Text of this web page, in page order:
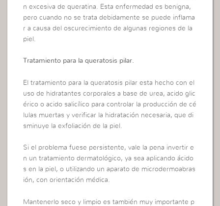
n excesiva de queratina. Esta enfermedad es benigna,
pero cuando no se trata debidamente se puede inflama
r a causa del oscurecimiento de algunas regiones de la
piel.
Tratamiento para la queratosis pilar.
El tratamiento para la queratosis pilar esta hecho con el
uso de hidratantes corporales a base de urea, acido glic
érico o acido salicílico para controlar la producción de cé
lulas muertas y verificar la hidratación necesaria, que di
sminuye la exfoliación de la piel.
Si el problema fuese persistente, vale la pena invertir e
n un tratamiento dermatológico, ya sea aplicando ácido
s en la piel, o utilizando un aparato de microdermoabras
ión, con orientación médica.
Mantenerlo seco y limpio es también muy importante p